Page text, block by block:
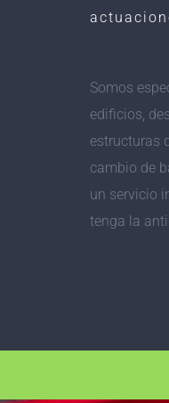
Somos
edificios,
estructuras
cambio de
un servicio
tenga la